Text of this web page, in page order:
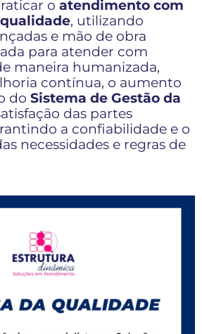
o atendimento com
, utilizando
e mão de obra
para atender com
maneira humanizada,
contínua, o aumento
do Sistema de Gestão da
das partes
a confiabilidade e o
necessidades e regras de